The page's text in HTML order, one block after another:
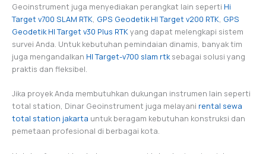
Geoinstrument juga menyediakan perangkat lain seperti Hi
Target v700 SLAM RTK, GPS Geodetik HI Target v200 RTK, GPS
Geodetik HI Target v30 Plus RTKyang dapat melengkapi sistem
survei Anda. Untuk kebutuhan pemindaian dinamis, banyak tim
juga mengandalkan HI Target-v700 slam rtksebagai solusi yang
praktis dan fleksibel.
Jika proyek Anda membutuhkan dukungan instrumen lain seperti
total station, Dinar Geoinstrument juga melayani rental sewa
total station jakarta untuk beragam kebutuhan konstruksi dan
pemetaan profesional di berbagai kota.